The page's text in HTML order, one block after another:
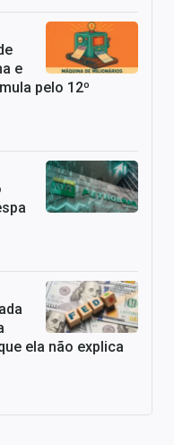
e
pelo 12º
ela não explica